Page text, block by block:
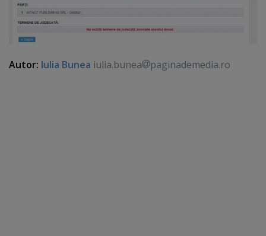
Autor: Iulia Bunea iulia.bunea paginademedia.ro